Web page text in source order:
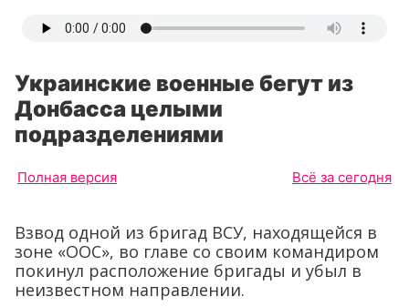
Украинские военные бегут из
Донбасса целыми
подразделениями
Полная версия Всё за сегодня
Взвод одной из бригад ВСУ, находящейся в
зоне «ООС», во главе со своим командиром
покинул расположение бригады и убыл в
неизвестном направлении.